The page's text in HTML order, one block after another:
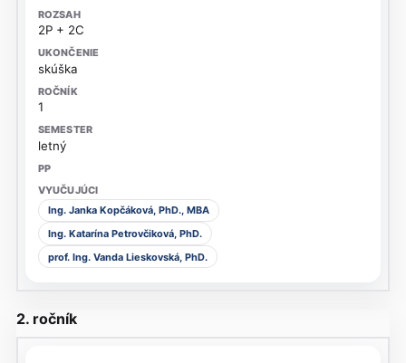
2P + 2C
skúška
1
letný
Ing. Janka Kopčáková, PhD., MBA
Ing. Katarína Petrovčiková, PhD.
prof. Ing. Vanda Lieskovská, PhD.
2. ročník